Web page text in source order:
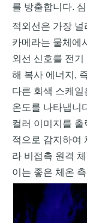
를 방출합니다.
적외선은 가장
카메라는 물체에
외선 신호를 전
해 복사 에너지,
다른 회색 스케
온도를 나타냅니
컬러 이미지를 출
적으로 감지하여
라 비접촉 원격
이는 좋은 체온